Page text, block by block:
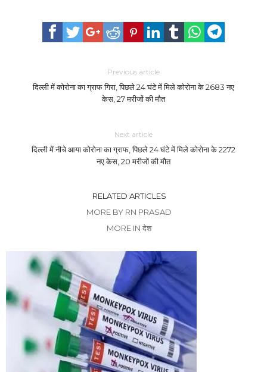
Previous article
दिल्ली में कोरोना का ग्राफ गिरा, पिछले 24 घंटे में मिले कोरोना के 2683 नए
केस, 27 मरीजों की मौत
Next article
दिल्ली में नीचे आया कोरोना का ग्राफ, पिछले 24 घंटे में मिले कोरोना के 2272
नए केस, 20 मरीजों की मौत
RELATED ARTICLES
MORE BY RN PRASAD
MORE IN देश